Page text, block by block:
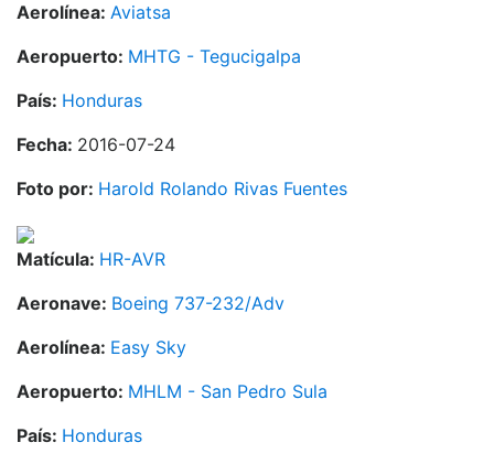
Aerolínea: Aviatsa
Aeropuerto: MHTG - Tegucigalpa
País: Honduras
Fecha: 2016-07-24
Foto por: Harold Rolando Rivas Fuentes
Matícula: HR-AVR
Aeronave: Boeing 737-232/Adv
Aerolínea: Easy Sky
Aeropuerto: MHLM - San Pedro Sula
País: Honduras